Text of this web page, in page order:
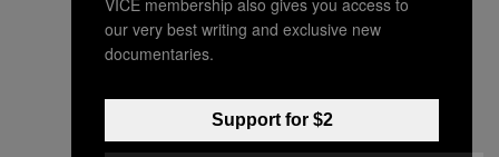
our very best writing and exclusive new
documentaries.
Support for $2